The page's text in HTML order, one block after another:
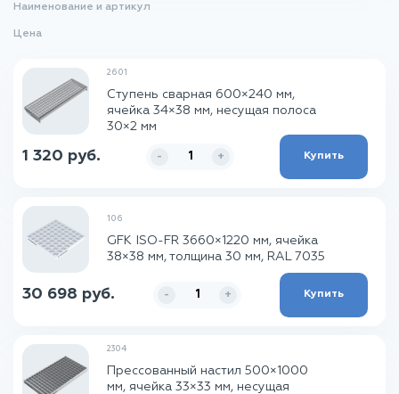
Наименование и артикул
Цена
2601
Ступень сварная 600×240 мм,
ячейка 34×38 мм, несущая полоса
30×2 мм
1 320 руб. - + Купить
106
GFK ISO-FR 3660×1220 мм, ячейка
38×38 мм, толщина 30 мм, RAL 7035
30 698 руб. - + Купить
2304
Прессованный настил 500×1000
мм, ячейка 33×33 мм, несущая